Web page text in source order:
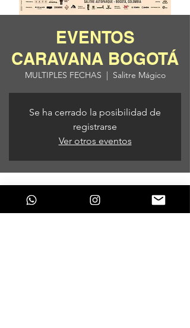
EVENTOS
CARAVANA BOGOTÁ
MULTIPLES FECHAS
  |
Salitre Mágico
Se ha cerrado la posibilidad de
registrarse
Ver otros eventos
Horario y ubicación
MULTIPLES FECHAS